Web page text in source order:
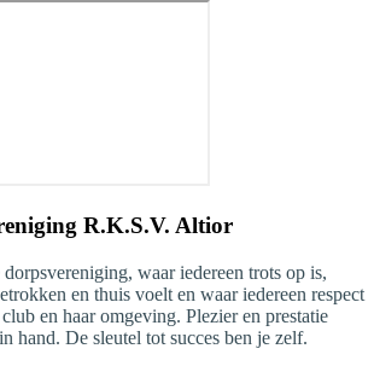
R.K.S.V. Altior
waar iedereen trots op is,
en thuis voelt en waar iedereen respect
en haar omgeving. Plezier en prestatie
hand. De sleutel tot succes ben je zelf.